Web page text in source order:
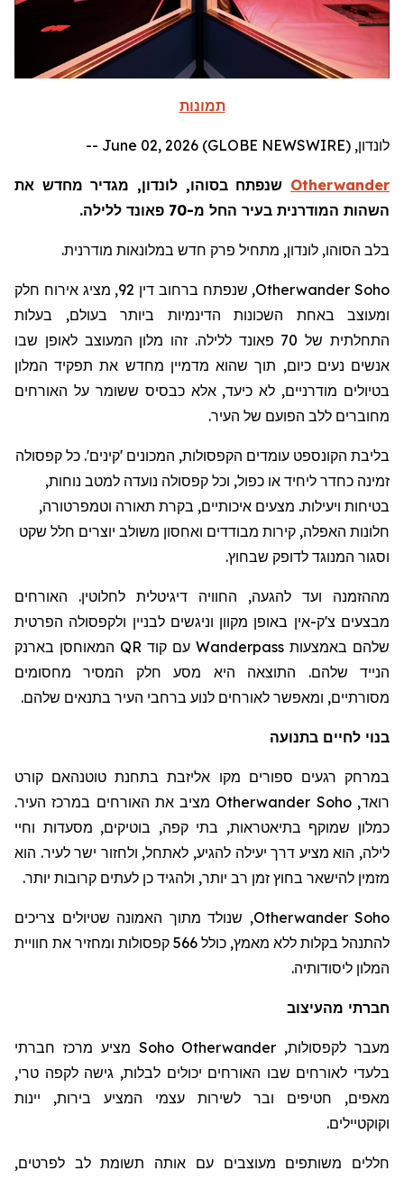
תמונות
לונדון, June 02, 2026 (GLOBE NEWSWIRE) --
Otherwander שנפתח בסוהו, לונדון, מגדיר מחדש את
השהות המודרנית בעיר החל מ-70 פאונד ללילה.
בלב הסוהו, לונדון, מתחיל פרק חדש במלונאות מודרנית.
Otherwander Soho
, שנפתח ברחוב דין 92, מציג אירוח חלק
ומעוצב באחת השכונות הדינמיות ביותר בעולם, בעלות
התחלתית של 70 פאונד ללילה. זהו מלון המעוצב לאופן שבו
אנשים נעים כיום, תוך שהוא מדמיין מחדש את תפקיד המלון
בטיולים מודרניים, לא כיעד, אלא כבסיס ששומר על האורחים
מחוברים ללב הפועם של העיר.
בליבת הקונספט עומדים הקפסולות, המכונים 'קינים'. כל קפסולה
זמינה כחדר ליחיד או כפול, וכל קפסולה נועדה למטב נוחות,
בטיחות ויעילות. מצעים איכותיים, בקרת תאורה וטמפרטורה,
חלונות האפלה, קירות מבודדים ואחסון משולב יוצרים חלל שקט
וסגור המנוגד לדופק שבחוץ.
מההזמנה ועד להגעה, החוויה דיגיטלית לחלוטין. האורחים
מבצעים צ'ק-אין באופן מקוון וניגשים לבניין ולקפסולה הפרטית
שלהם באמצעות Wanderpass עם קוד QR המאוחסן בארנק
הנייד שלהם. התוצאה היא מסע חלק המסיר מחסומים
מסורתיים, ומאפשר לאורחים לנוע ברחבי העיר בתנאים שלהם.
בנוי לחיים בתנועה
במרחק רגעים ספורים מקו אליזבת בתחנת טוטנהאם קורט
רואד,
Otherwander Soho מציב את האורחים במרכז העיר.
כמלון שמוקף בתיאטראות, בתי קפה, בוטיקים, מסעדות וחיי
לילה, הוא מציע דרך יעילה להגיע, לאתחל, ולחזור ישר לעיר. הוא
מזמין להישאר בחוץ זמן רב יותר, ולהגיד כן לעתים קרובות יותר.
Otherwander Soho, שנולד מתוך האמונה שטיולים צריכים
להתנהל בקלות ללא מאמץ, כולל 566 קפסולות ומחזיר את חוויית
המלון ליסודותיה.
חברתי מהעיצוב
מעבר לקפסולות, Otherwander
Soho מציע מרכז חברתי
בלעדי לאורחים שבו האורחים יכולים לבלות, גישה לקפה טרי,
מאפים, חטיפים ובר לשירות עצמי המציע בירות, יינות
וקוקטיילים.
חללים משותפים מעוצבים עם אותה תשומת לב לפרטים,